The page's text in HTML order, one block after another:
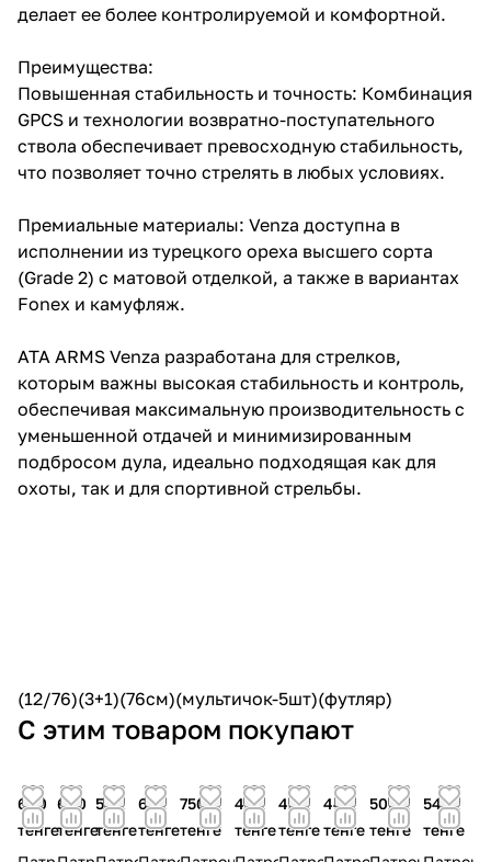
делает ее более контролируемой и комфортной.
Преимущества:
Повышенная стабильность и точность: Комбинация
GPCS и технологии возвратно-поступательного
ствола обеспечивает превосходную стабильность,
что позволяет точно стрелять в любых условиях.
Премиальные материалы: Venza доступна в
исполнении из турецкого ореха высшего сорта
(Grade 2) с матовой отделкой, а также в вариантах
Fonex и камуфляж.
ATA ARMS Venza разработана для стрелков,
которым важны высокая стабильность и контроль,
обеспечивая максимальную производительность с
уменьшенной отдачей и минимизированным
подбросом дула, идеально подходящая как для
охоты, так и для спортивной стрельбы.
(12/76)(3+1)(76см)(мультичок-5шт)(футляр)
С этим товаром покупают
600
тенге
600
тенге
530
тенге
610
тенге
750
тенге
415
тенге
430
тенге
445
тенге
500
тенге
545
тенге